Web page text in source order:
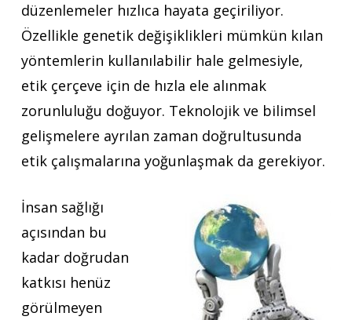
düzenlemeler hızlıca hayata geçiriliyor.
Özellikle genetik değişiklikleri mümkün kılan
yöntemlerin kullanılabilir hale gelmesiyle,
etik çerçeve için de hızla ele alınmak
zorunluluğu doğuyor. Teknolojik ve bilimsel
gelişmelere ayrılan zaman doğrultusunda
etik çalışmalarına yoğunlaşmak da gerekiyor.
İnsan sağlığı
açısından bu
kadar doğrudan
katkısı henüz
görülmeyen